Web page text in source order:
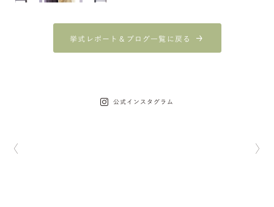
挙式レポート＆ブログ一覧に戻る
公式インスタグラム